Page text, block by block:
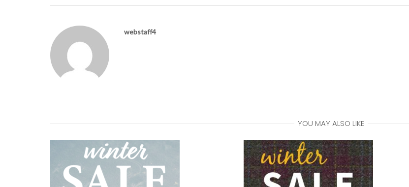
webstaff4
YOU MAY ALSO LIKE